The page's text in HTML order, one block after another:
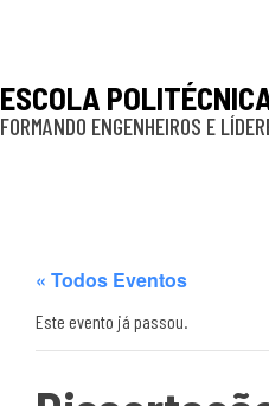
ESCOLA
FORMANDO ENGENHEIROS E
« Todos Eventos
Este evento já passou.